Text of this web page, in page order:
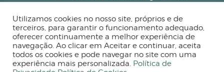
Powered by
Utilizamos cookies no nosso site, próprios e de
terceiros, para garantir o funcionamento adequado,
oferecer continuamente a melhor experiência de
navegação. Ao clicar em Aceitar e continuar, aceita
todos os cookies e pode navegar no site com uma
experiência mais personalizada. Política de